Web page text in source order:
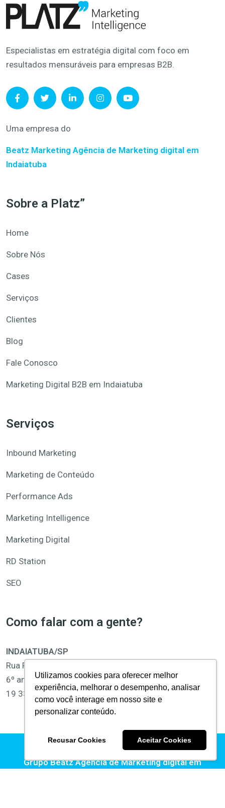
Utilizamos cookies para oferecer melhor
experiência, melhorar o desempenho, analisar
como você interage em nosso site e
personalizar conteúdo.
Recusar Cookies Aceitar Cookies
Especialistas em estratégia digital com foco em
resultados mensuráveis para empresas B2B.
Uma empresa do
Beatz Marketing Agência de Marketing digital em
Indaiatuba
Sobre a Platz”
Home
Sobre Nós
Cases
Serviços
Clientes
Blog
Fale Conosco
Marketing Digital B2B em Indaiatuba
Serviços
Inbound Marketing
Marketing de Conteúdo
Performance Ads
Marketing Intelligence
Marketing Digital
RD Station
SEO
Como falar com a gente?
INDAIATUBA/SP
Rua Pedro Gonçalves, 1400
6º andar, Sala 61 e 62, Centro
19 3312-1877 | 19 3312-1878
© 2025 Platz Marketing Intelligence ·
Grupo Beatz Agência de Marketing digital em